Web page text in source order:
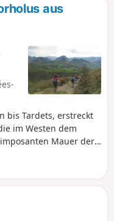
aus
bis Tardets, erstreckt
im Westen dem
Mauer der
markiert den
verleiht ihm einen
des Béarn und
Sie
eines sehr schönen